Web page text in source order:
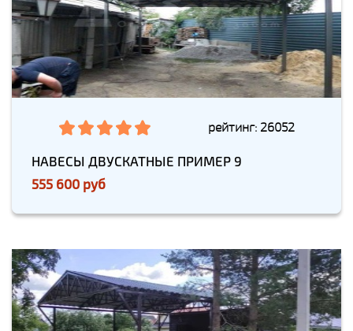
рейтинг: 26052
НАВЕСЫ ДВУСКАТНЫЕ ПРИМЕР 9
555 600 руб